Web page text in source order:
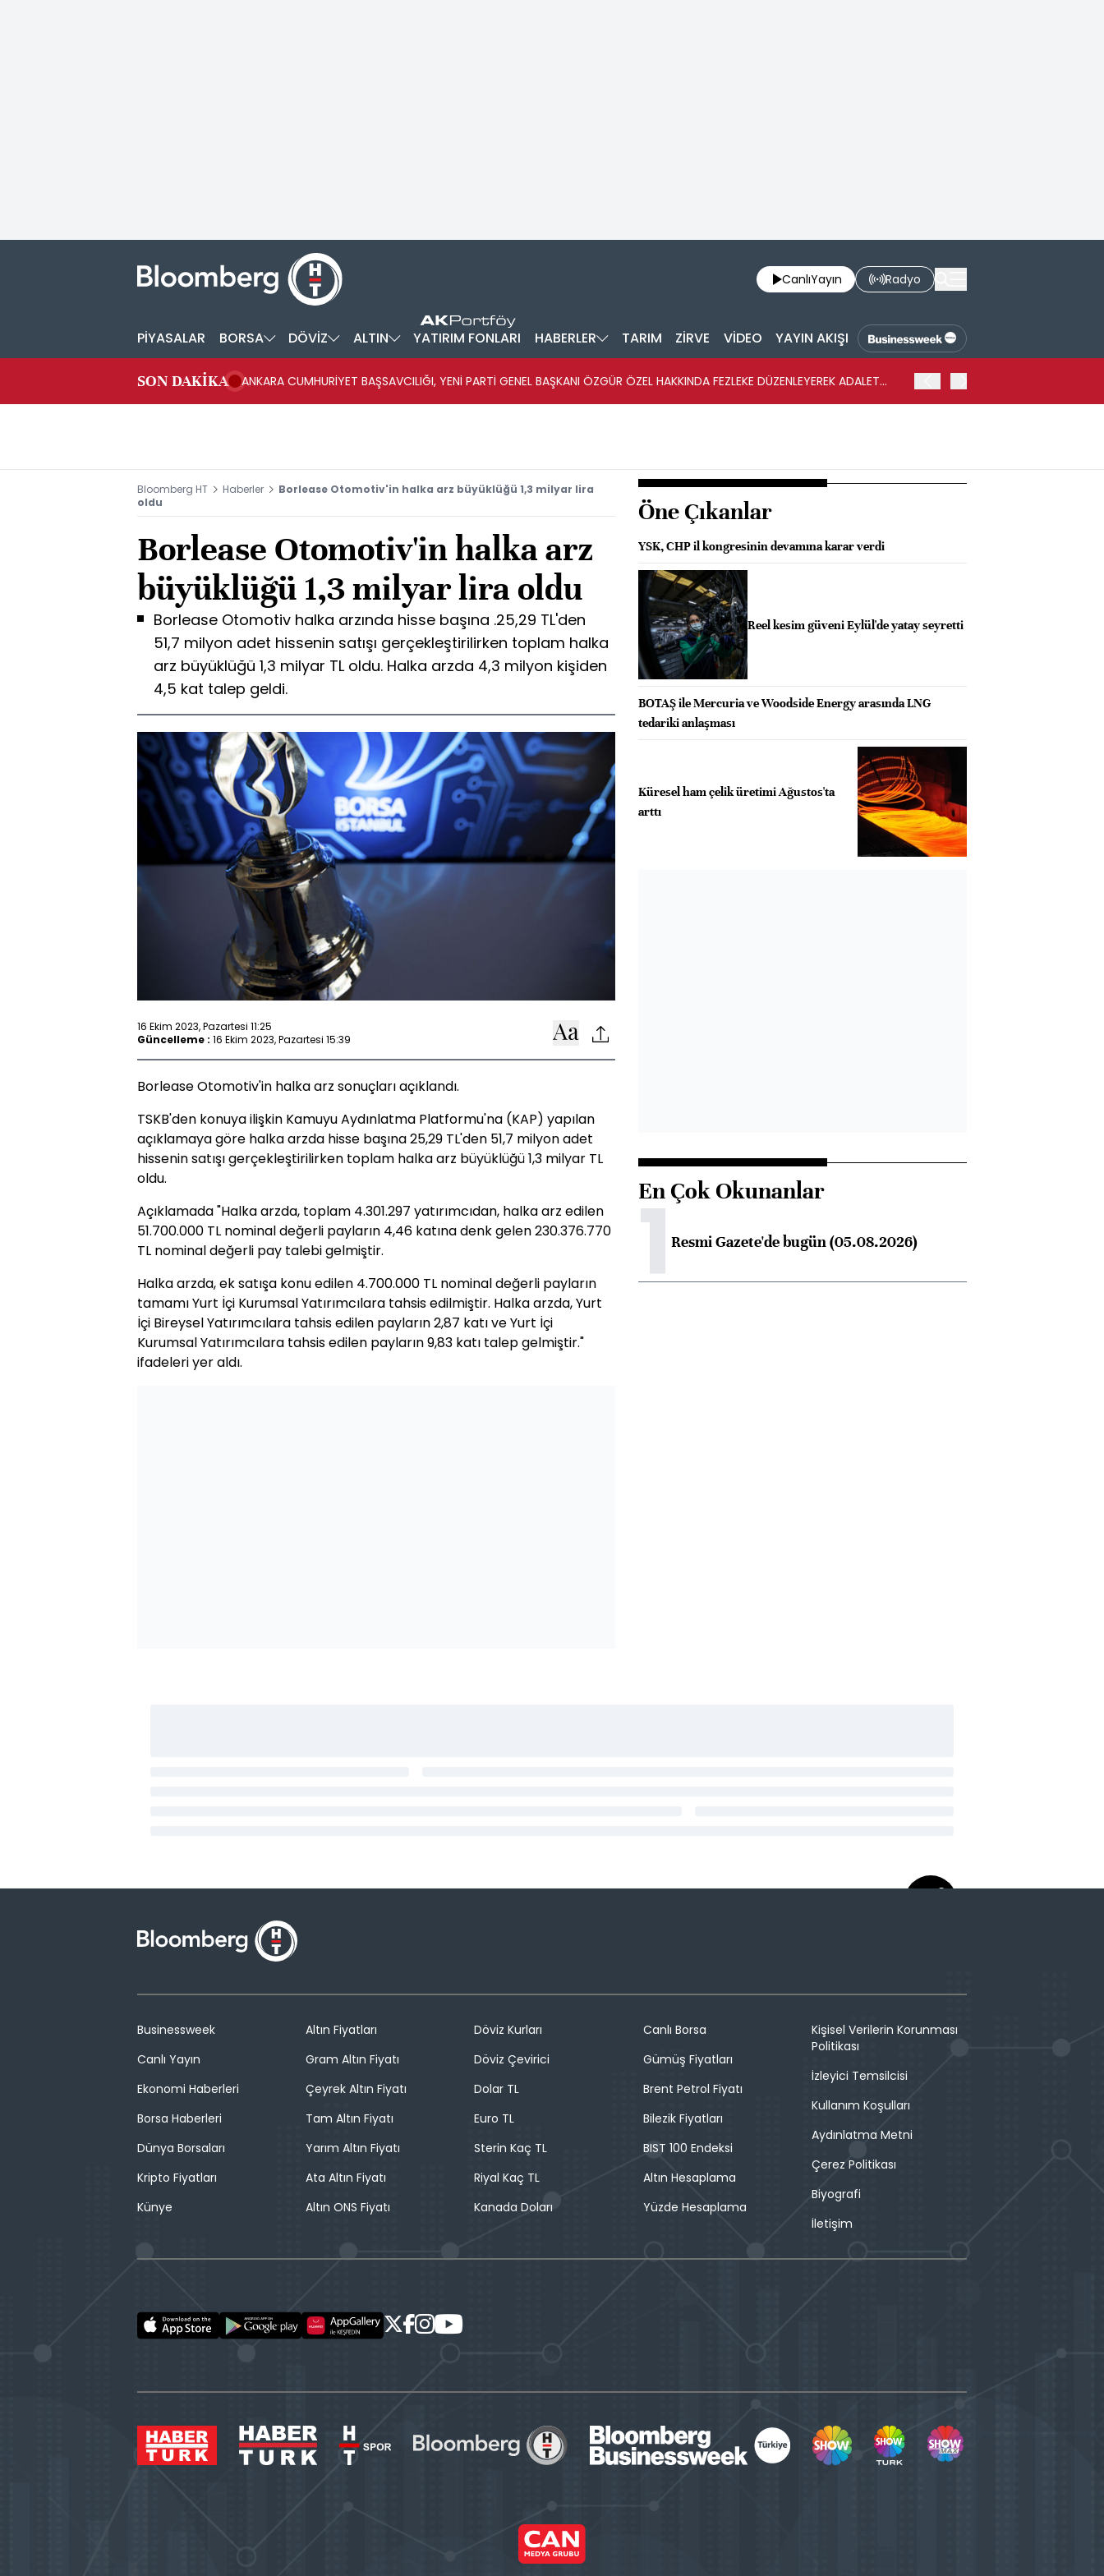
CanlıYayın Radyo
PİYASALAR BORSA DÖVİZ ALTIN YATIRIM FONLARI HABERLER TARIM ZİRVE VİDEO YAYIN AKIŞI
SON DAKİKA
ANKARA CUMHURİYET BAŞSAVCILIĞI, YENİ PARTİ GENEL BAŞKANI ÖZGÜR ÖZEL HAKKINDA FEZLEKE DÜZENLEYEREK ADALET
Bloomberg HT Haberler
Borlease Otomotiv'in halka arz büyüklüğü 1,3 milyar lira
oldu
Borlease Otomotiv'in halka arz
büyüklüğü 1,3 milyar lira oldu
Borlease Otomotiv halka arzında hisse başına .25,29 TL'den
51,7 milyon adet hissenin satışı gerçekleştirilirken toplam halka
arz büyüklüğü 1,3 milyar TL oldu. Halka arzda 4,3 milyon kişiden
4,5 kat talep geldi.
16 Ekim 2023, Pazartesi 11:25
Güncelleme : 16 Ekim 2023, Pazartesi 15:39
Borlease Otomotiv'in halka arz sonuçları açıklandı.
TSKB'den konuya ilişkin Kamuyu Aydınlatma Platformu'na (KAP) yapılan
açıklamaya göre halka arzda hisse başına 25,29 TL'den 51,7 milyon adet
hissenin satışı gerçekleştirilirken toplam halka arz büyüklüğü 1,3 milyar TL
oldu.
Açıklamada "Halka arzda, toplam 4.301.297 yatırımcıdan, halka arz edilen
51.700.000 TL nominal değerli payların 4,46 katına denk gelen 230.376.770
TL nominal değerli pay talebi gelmiştir.
Halka arzda, ek satışa konu edilen 4.700.000 TL nominal değerli payların
tamamı Yurt İçi Kurumsal Yatırımcılara tahsis edilmiştir. Halka arzda, Yurt
İçi Bireysel Yatırımcılara tahsis edilen payların 2,87 katı ve Yurt İçi
Kurumsal Yatırımcılara tahsis edilen payların 9,83 katı talep gelmiştir."
ifadeleri yer aldı.
Öne Çıkanlar
YSK, CHP il kongresinin devamına karar verdi
Reel kesim güveni Eylül'de yatay seyretti
BOTAŞ ile Mercuria ve Woodside Energy arasında LNG
tedariki anlaşması
Küresel ham çelik üretimi Ağustos'ta
arttı
En Çok Okunanlar
1Resmi Gazete'de bugün (05.08.2026)
Businessweek
Canlı Yayın
Ekonomi Haberleri
Borsa Haberleri
Dünya Borsaları
Kripto Fiyatları
Künye
Altın Fiyatları
Gram Altın Fiyatı
Çeyrek Altın Fiyatı
Tam Altın Fiyatı
Yarım Altın Fiyatı
Ata Altın Fiyatı
Altın ONS Fiyatı
Döviz Kurları
Döviz Çevirici
Dolar TL
Euro TL
Sterin Kaç TL
Riyal Kaç TL
Kanada Doları
Canlı Borsa
Gümüş Fiyatları
Brent Petrol Fiyatı
Bilezik Fiyatları
BIST 100 Endeksi
Altın Hesaplama
Yüzde Hesaplama
Kişisel Verilerin Korunması
Politikası
İzleyici Temsilcisi
Kullanım Koşulları
Aydınlatma Metni
Çerez Politikası
Biyografi
İletişim